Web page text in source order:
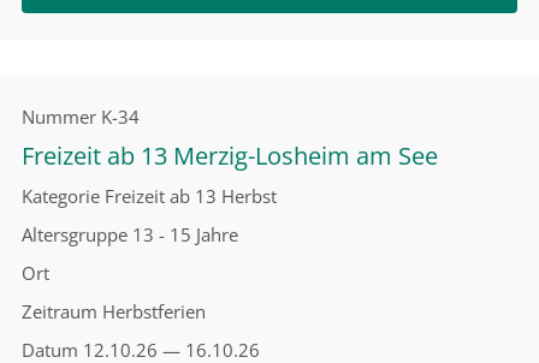
Nummer K-34
Freizeit ab 13 Merzig-Losheim am See
Kategorie Freizeit ab 13 Herbst
Altersgruppe 13 - 15 Jahre
Ort
Zeitraum Herbstferien
Datum 12.10.26 — 16.10.26